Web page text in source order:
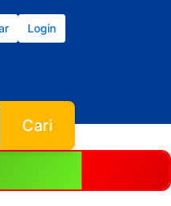
Login
Cari